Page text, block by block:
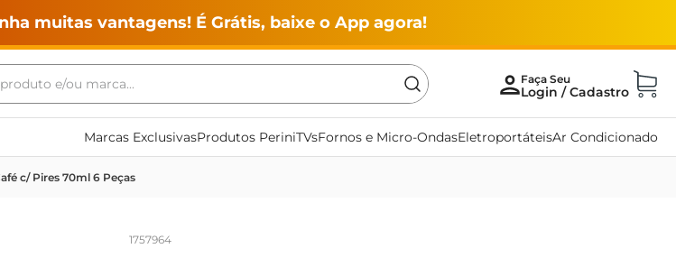
muitas vantagens! É Grátis, baixe o App agora!
e/ou marca...
Marcas ExclusivasProdutos PeriniTVsFornos e Micro-OndasEletroportáteisAr Condicionado
c/ Pires 70ml 6 Peças
1757964